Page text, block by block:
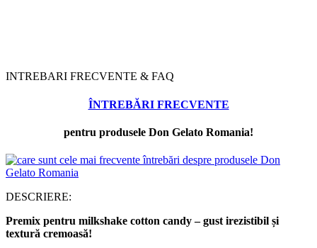
INTREBARI FRECVENTE & FAQ
ÎNTREBĂRI FRECVENTE
pentru produsele Don Gelato Romania!
DESCRIERE:
Premix pentru milkshake cotton candy – gust irezistibil și
textură cremoasă!